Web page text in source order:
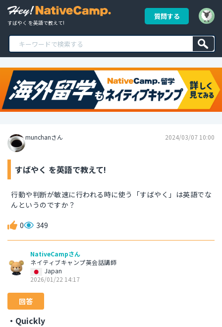
すばやく を英語で教えて!
質問する
munchanさん 2024/03/07 10:00
すばやく を英語で教えて!
行動や判断が敏速に行われる時に使う「すばやく」は英語でな
んというのですか？
0 349
NativeCampさん
ネイティブキャンプ英会話講師
Japan
2026/01/22 14:17
回答
・Quickly